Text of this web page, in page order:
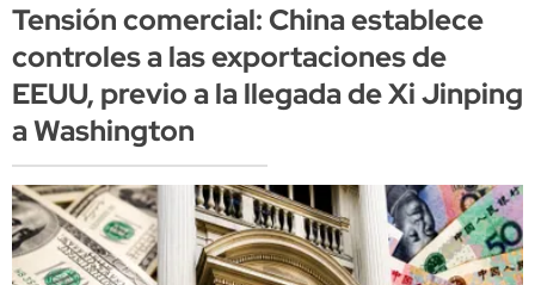
Tensión comercial: China establece
controles a las exportaciones de
EEUU, previo a la llegada de Xi Jinping
a Washington